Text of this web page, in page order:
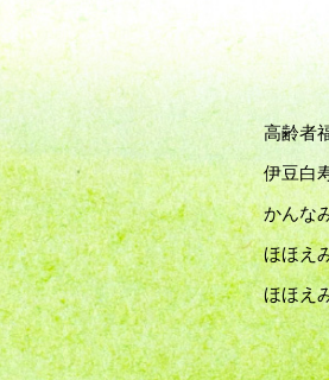
高齢者
伊豆白
かんな
ほほえ
ほほえ